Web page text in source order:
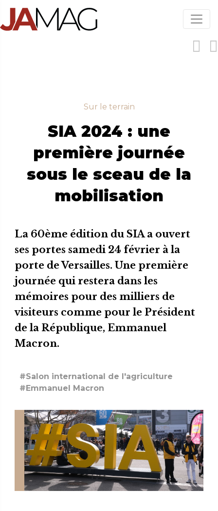
Aller
contenu
Sur le terrain
SIA 2024 : une
première journée
sous le sceau de la
mobilisation
La 60ème édition du SIA a ouvert
ses portes samedi 24 février à la
porte de Versailles. Une première
journée qui restera dans les
mémoires pour des milliers de
visiteurs comme pour le Président
de la République, Emmanuel
Macron.
#Salon international de l'agriculture
#Emmanuel Macron